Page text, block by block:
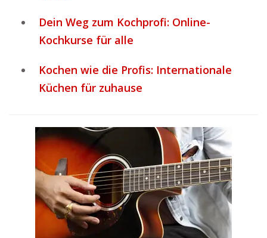
Dein Weg zum Kochprofi: Online-
Kochkurse für alle
Kochen wie die Profis: Internationale
Küchen für zuhause